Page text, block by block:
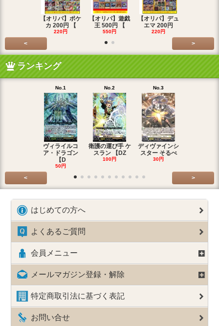
【オリパ】ポケ
カ 200円 【
220円
【オリパ】遊戯
王 500円 【
550円
【オリパ】デュ
エマ 200円
220円
< >
ランキング
No.1
ヴィライルコ
ア・ドラゴン
【D
50円
No.2
衛護の運び手 ケ
スラン 【DZ
100円
No.3
ディヴァインシ
スター そるべ
30円
< >
はじめての方へ
よくあるご質問
会員メニュー
メールマガジン登録・解除
特定商取引法に基づく表記
お問い合せ